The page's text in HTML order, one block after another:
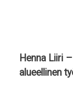
Henna Liiri
alueellinen